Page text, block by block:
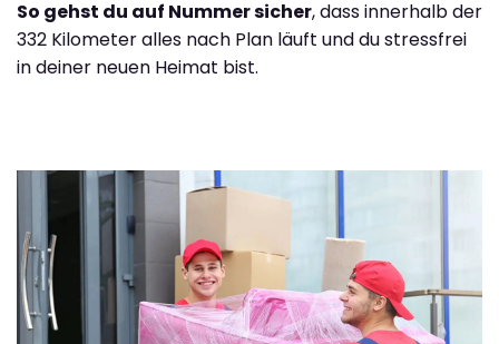
So gehst du auf Nummer sicher, dass innerhalb der
332 Kilometer alles nach Plan läuft und du stressfrei
in deiner neuen Heimat bist.